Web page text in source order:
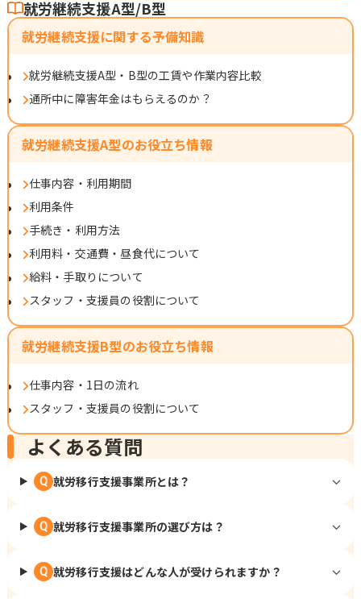
就労継続支援A型/B型
就労継続支援に関する予備知識
就労継続支援A型・B型の工賃や作業内容比較
通所中に障害年金はもらえるのか？
就労継続支援A型のお役立ち情報
仕事内容・利用期間
利用条件
手続き・利用方法
利用料・交通費・昼食代について
給料・手取りについて
スタッフ・支援員の役割について
就労継続支援B型のお役立ち情報
仕事内容・1日の流れ
スタッフ・支援員の役割について
よくある質問
Q 就労移行支援事業所とは？
Q 就労移行支援事業所の選び方は？
Q 就労移行支援はどんな人が受けられますか？